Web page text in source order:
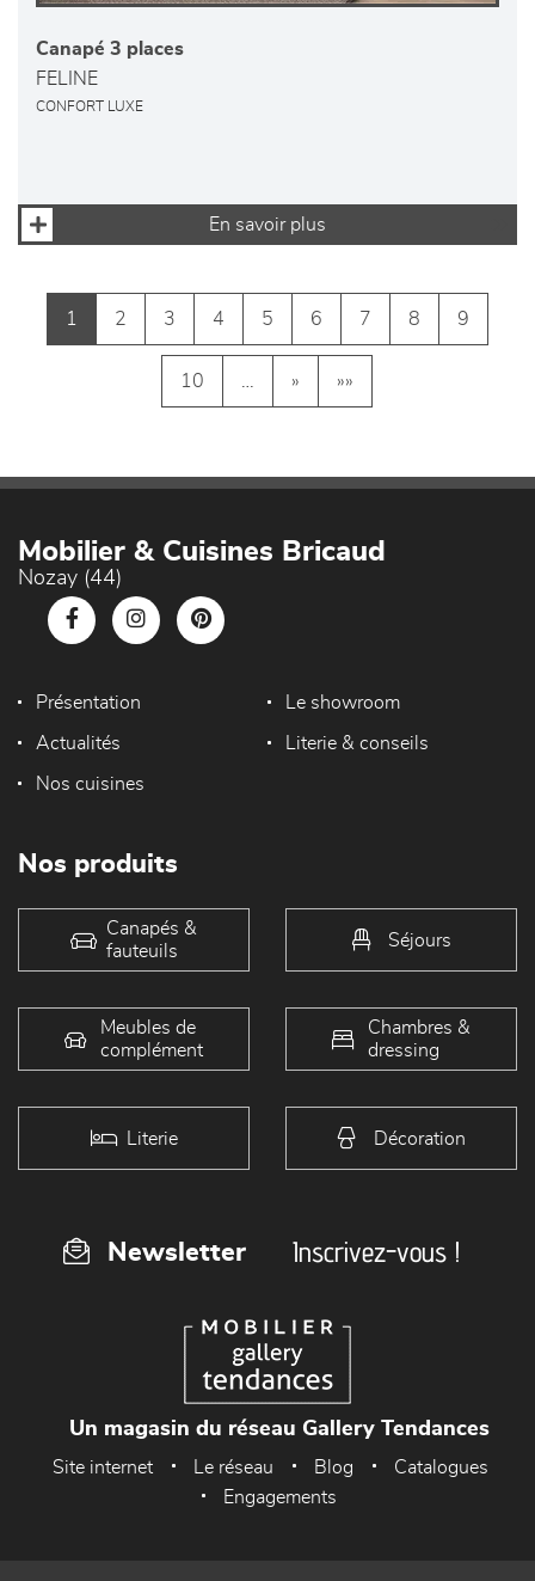
Canapé 3 places
FELINE
CONFORT LUXE
En savoir plus
1 2 3 4 5 6 7 8 9
10 » »»
Mobilier & Cuisines Bricaud
Nozay (44)
Présentation Le showroom
Actualités Literie & conseils
Nos cuisines
Nos produits
Canapés &
fauteuils
Séjours
Meubles de
complément
Chambres &
dressing
Literie Décoration
Newsletter Inscrivez-vous !
Un magasin du réseau Gallery Tendances
Site internet Le réseau Blog
Catalogues
Engagements